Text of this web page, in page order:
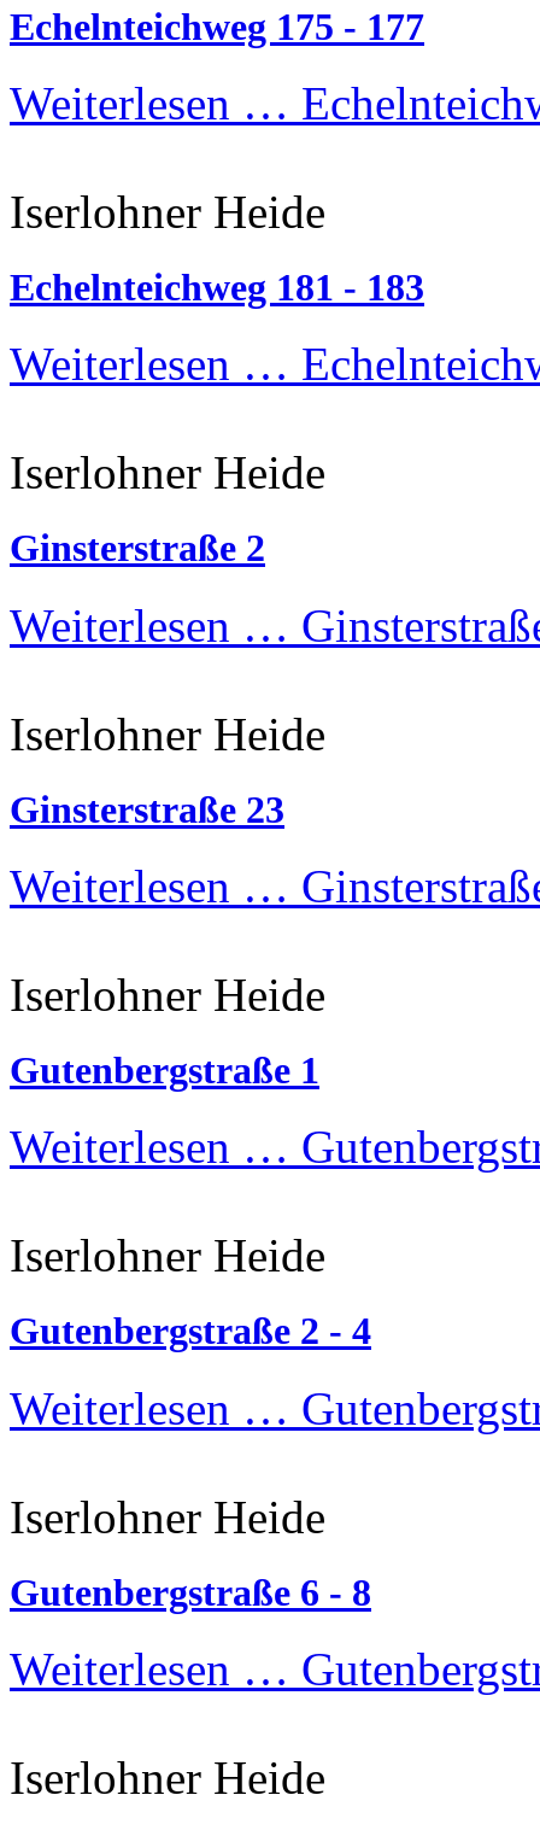
Echelnteichweg 175 - 177
Weiterlesen …
Iserlohner Heide
Echelnteichweg 181 - 183
Weiterlesen …
Iserlohner Heide
Ginsterstraße 2
Weiterlesen …
Iserlohner Heide
Ginsterstraße 23
Weiterlesen …
Iserlohner Heide
Gutenbergstraße 1
Weiterlesen …
Iserlohner Heide
Gutenbergstraße 2 - 4
Weiterlesen …
Iserlohner Heide
Gutenbergstraße 6 - 8
Weiterlesen …
Iserlohner Heide